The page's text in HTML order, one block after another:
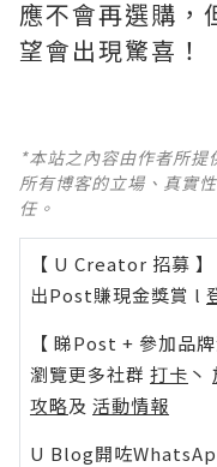
應不會再選購，
望會出現驚喜！
*本站之內容由作者所
所有博客的立場、真實
任。
【 U Creator 招募 】
出Post賺現金獎賞 l
【 睇Post + 參加品牌
瀏覽更多社群 打卡 丶
攻略及 活動情報
U Blog開咗